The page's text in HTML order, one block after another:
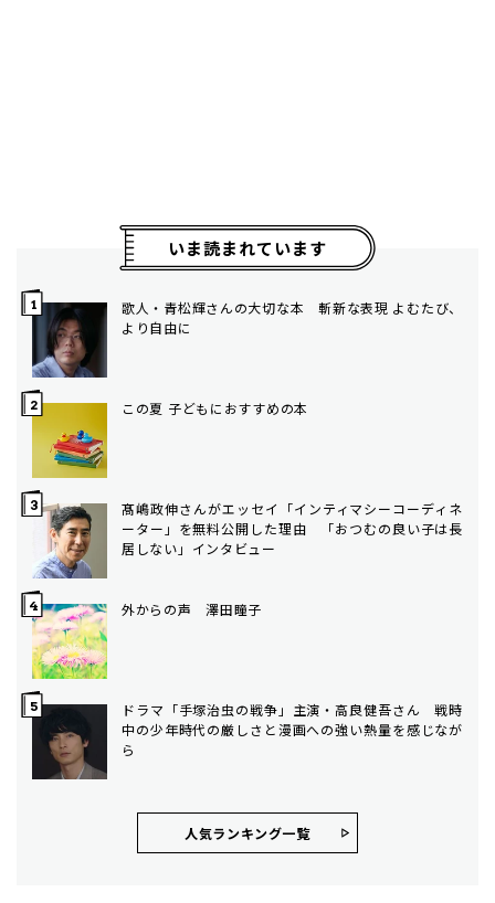
いま読まれています
歌人・青松輝さんの大切な本 斬新な表現 よむたび、
より自由に
この夏 子どもにおすすめの本
髙嶋政伸さんがエッセイ「インティマシーコーディネ
ーター」を無料公開した理由 「おつむの良い子は長
居しない」インタビュー
外からの声 澤田瞳子
ドラマ「手塚治虫の戦争」主演・高良健吾さん 戦時
中の少年時代の厳しさと漫画への強い熱量を感じなが
ら
人気ランキング⼀覧